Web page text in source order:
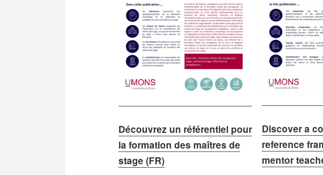
Découvrez un référentiel pour
la formation des maîtres de
stage (FR)
Discover a
reference
mentor